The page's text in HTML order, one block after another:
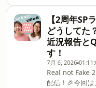
イエスによっ
ったのかを丁
を好きになっ
人、教会の人
るのかについ
きたことをお話
することでも、
ことでもなく
今回、コンサ
てをされてい
になっている
た！めっちゃ
ので、是非聴い
んからのコメン
お待ちしていま
⁠⁠⁠⁠⁠⁠https://lin.ee/
【2周年
どうしてた
近況報告と
す！
7月 6, 2026
Real not Fake
配信！🎉今回